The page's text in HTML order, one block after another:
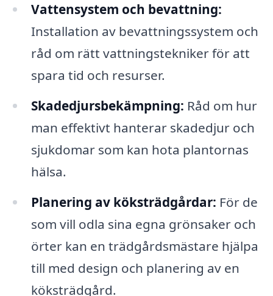
Vattensystem och bevattning:
Installation av bevattningssystem och
råd om rätt vattningstekniker för att
spara tid och resurser.
Skadedjursbekämpning: Råd om hur
man effektivt hanterar skadedjur och
sjukdomar som kan hota plantornas
hälsa.
Planering av köksträdgårdar: För de
som vill odla sina egna grönsaker och
örter kan en trädgårdsmästare hjälpa
till med design och planering av en
köksträdgård.